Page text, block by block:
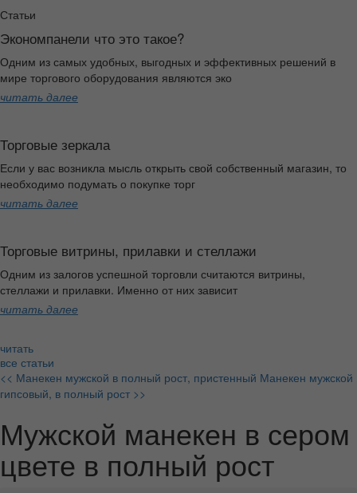
Статьи
Экономпанели что это такое?
Одним из самых удобных, выгодных и эффективных решений в
мире торгового оборудования являются эко
читать далее
Торговые зеркала
Если у вас возникла мысль открыть свой собственный магазин, то
необходимо подумать о покупке торг
читать далее
Торговые витрины, прилавки и стеллажи
Одним из залогов успешной торговли считаются витрины,
стеллажи и прилавки. Именно от них зависит
читать далее
читать
все статьи
<< Манекен мужской в полный рост, пристенный Манекен мужской
гипсовый, в полный рост >>
Мужской манекен в сером
цвете в полный рост